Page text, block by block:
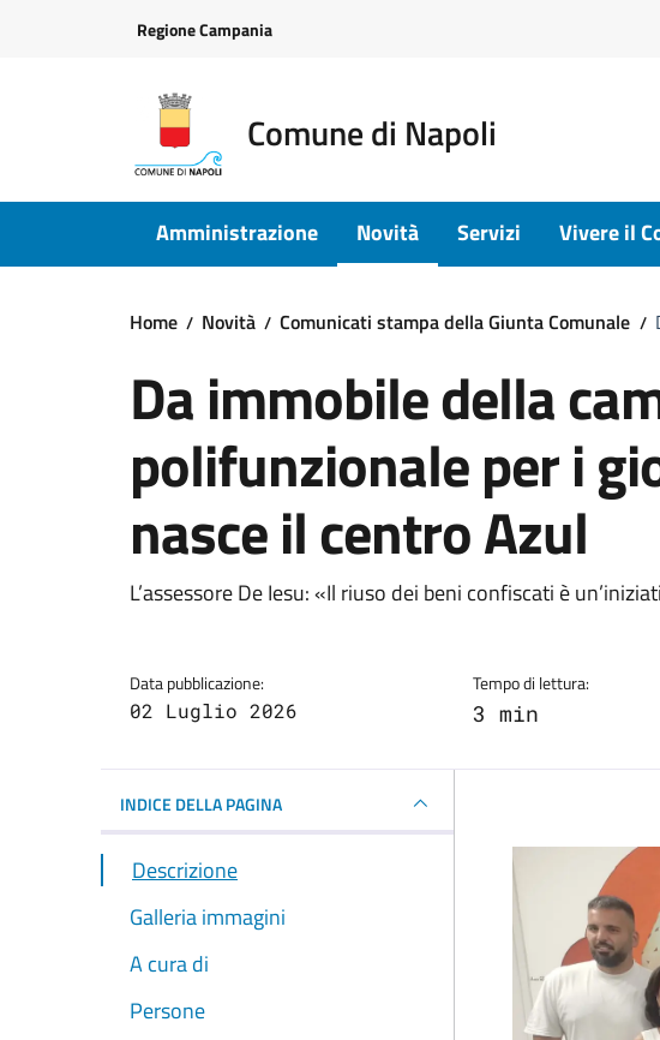
Regione Campania
Comune di Napoli
Amministrazione Novità Servizi Vivere il
Home Novità Comunicati stampa della Giunta Comunale
Da immobile della
polifunzionale per i
nasce il centro Azul
Dettagli della notizia
L’assessore De Iesu: «Il riuso dei beni confiscati è
Data pubblicazione:
02 Luglio 2026
Tempo di lettura:
3 min
INDICE DELLA PAGINA
Descrizione
Galleria immagini
A cura di
Persone